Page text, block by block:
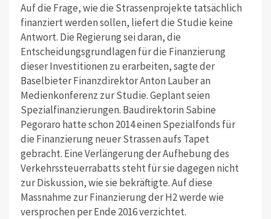
Auf die Frage, wie die Strassenprojekte tatsächlich
finanziert werden sollen, liefert die Studie keine
Antwort. Die Regierung sei daran, die
Entscheidungsgrundlagen für die Finanzierung
dieser Investitionen zu erarbeiten, sagte der
Baselbieter Finanzdirektor Anton Lauber an
Medienkonferenz zur Studie. Geplant seien
Spezialfinanzierungen. Baudirektorin Sabine
Pegoraro hatte schon 2014 einen Spezialfonds für
die Finanzierung neuer Strassen aufs Tapet
gebracht. Eine Verlängerung der Aufhebung des
Verkehrssteuerrabatts steht für sie dagegen nicht
zur Diskussion, wie sie bekräftigte. Auf diese
Massnahme zur Finanzierung der H2 werde wie
versprochen per Ende 2016 verzichtet.